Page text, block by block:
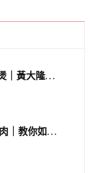
台北少見廣式雞煲｜黃大隆濃郁煲湯：經典提燈與溫體雞肉，熬夜修仙不如來喝湯！
桃園燒肉 純水燒肉｜教你如何優惠吃日本A5和牛各種部位，私房菜誠意吃好吃滿